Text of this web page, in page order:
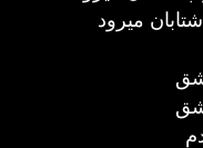
میرود